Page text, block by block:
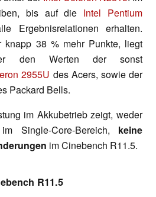
bis auf die Intel Pentium
Ergebnisrelationen erhalten.
knapp 38 % mehr Punkte, liegt
den Werten der sonst
2955U des Acers, sowie der
Packard Bells.
im Akkubetrieb zeigt, weder
Single-Core-Bereich, keine
im Cinebench R11.5.
R11.5